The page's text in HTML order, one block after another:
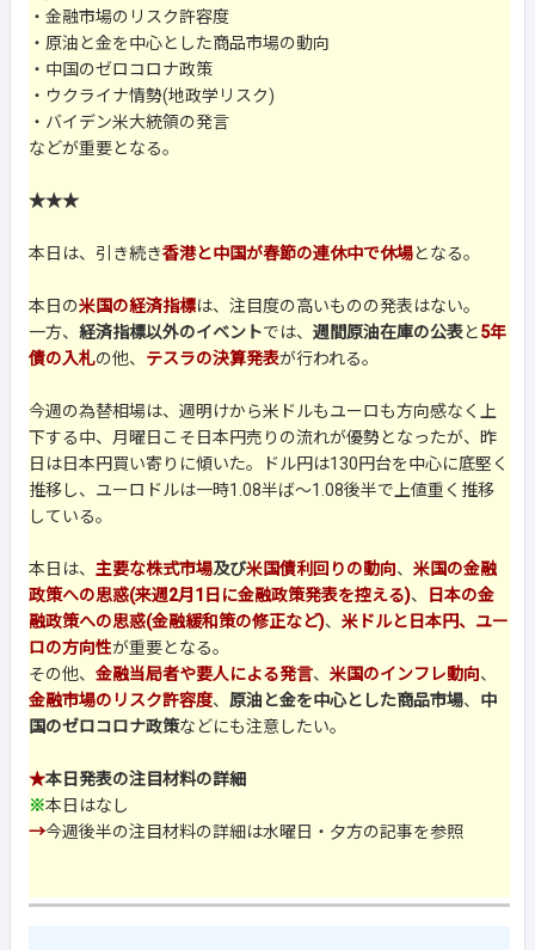
・金融市場のリスク許容度
・原油と金を中心とした商品市場の動向
・中国のゼロコロナ政策
・ウクライナ情勢(地政学リスク)
・バイデン米大統領の発言
などが重要となる。
★★★
本日は、引き続き香港と中国が春節の連休中で休場となる。
本日の米国の経済指標は、注目度の高いものの発表はない。
一方、 経済指標以外のイベントでは、 週間原油在庫の公表と5年
債の入札の他、 テスラの決算発表が行われる。
今週の為替相場は、週明けから米ドルもユーロも方向感なく上
下する中、月曜日こそ日本円売りの流れが優勢となったが、昨
日は日本円買い寄りに傾いた。ドル円は130円台を中心に底堅く
推移し、ユーロドルは一時1.08半ば〜1.08後半で上値重く推移
している。
本日は、 主要な株式市場及び米国債利回りの動向、 米国の金融
政策への思惑(来週2月1日に金融政策発表を控える)、
日本の金
融政策への思惑(金融緩和策の修正など)、 米ドルと日本円、ユー
ロの方向性が重要となる。
その他、 金融当局者や要人による発言、 米国のインフレ動向、
金融市場のリスク許容度、 原油と金を中心とした商品市場、 中
国のゼロコロナ政策などにも注意したい。
★本日発表の注目材料の詳細
※本日はなし
→今週後半の注目材料の詳細は水曜日・夕方の記事を参照